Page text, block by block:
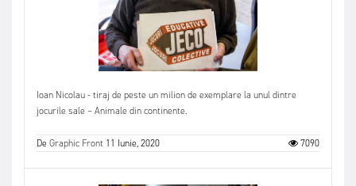
Ioan Nicolau - tiraj de peste un milion de exemplare la unul dintre
jocurile sale – Animale din continente.
DeGraphic Front 11 Iunie, 2020 7090